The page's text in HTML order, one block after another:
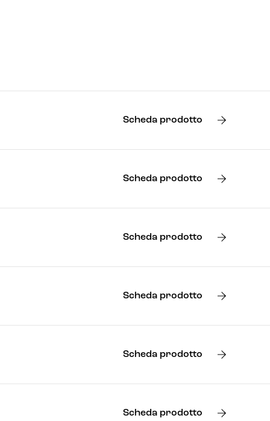
Scheda prodotto
Scheda prodotto
Scheda prodotto
Scheda prodotto
Scheda prodotto
Scheda prodotto